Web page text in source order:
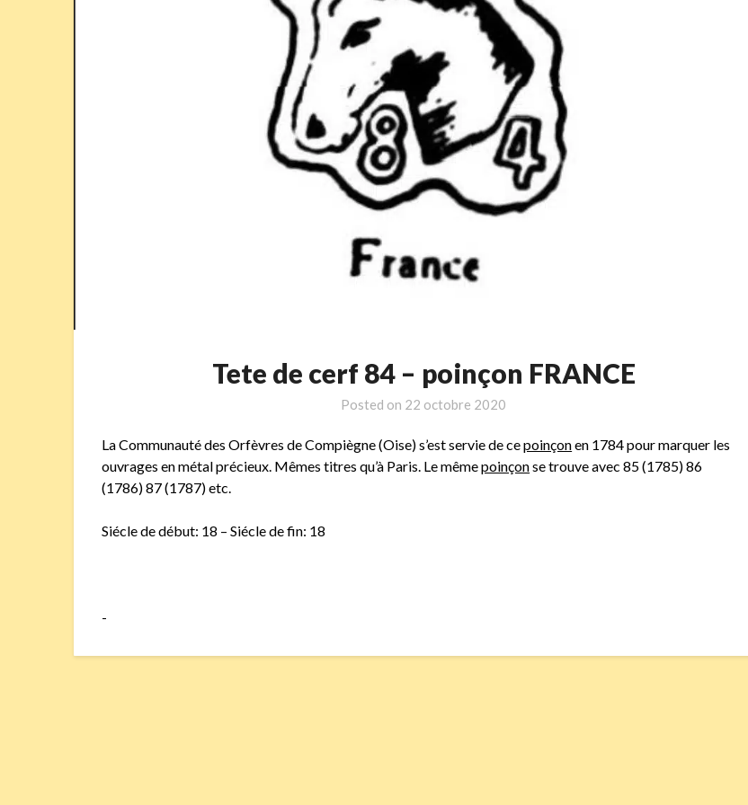
Tete de cerf 84 – poinçon FRANCE
Posted on 22 octobre 2020
La Communauté des Orfèvres de Compiègne (Oise) s’est servie de cepoinçonen 1784 pour marquer les
ouvrages en métal précieux. Mêmes titres qu’à Paris. Le mêmepoinçonse trouve avec 85 (1785) 86
(1786) 87 (1787) etc.
Siécle de début: 18 – Siécle de fin: 18
-